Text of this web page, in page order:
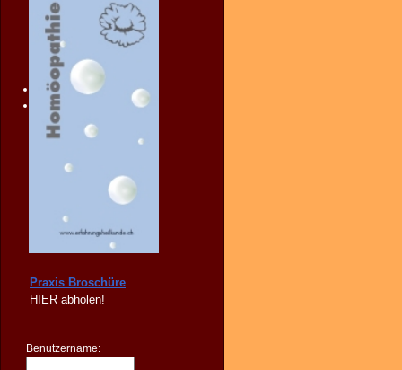
Publikationen
Broschüre
Vertrieb
FORUM
FAQ
KONTAKT
SHOP
Praxis Broschüre
HIER abholen!
Benutzername: